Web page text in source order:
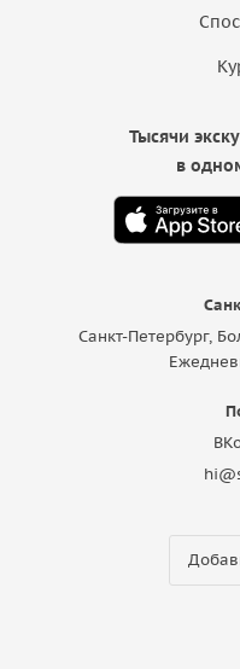
Санкт-Петербург,
Тысячи
в